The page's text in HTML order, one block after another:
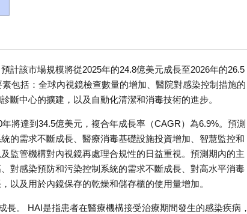
計該市場規模將從2025年的24.8億美元成長至2026年的26.5
包括：全球內視鏡檢查數量的增加、醫院對感染控制措施的
斷中心的擴建，以及自動化清潔和消毒技術的進步。
將達到34.5億美元，複合年成長率（CAGR）為6.9%。預測
的需求不斷成長、醫療消毒基礎設施投資增加、智慧監控和
監管機構對內視鏡再處理合規性的日益重視。預測期內的主
對感染預防和污染控制系統的需求不斷成長、對高水平消毒
以及用於內鏡保存的乾燥和儲存櫃的使用量增加。
。 HAI是指患者在醫療機構接受治療期間發生的感染疾病，